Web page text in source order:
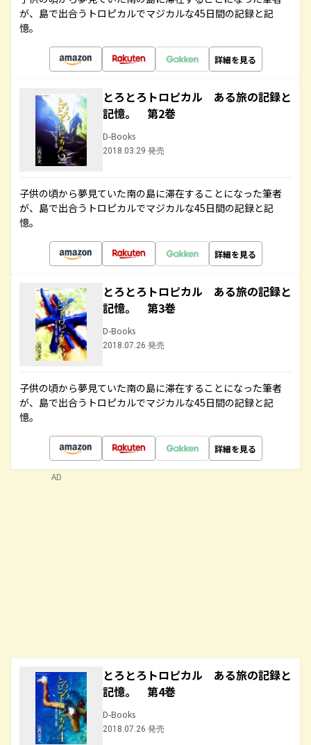
が、島で出合うトロピカルでマジカルな45日間の記録と記
憶。
詳細を見る
とろとろトロピカル ある旅の記録と
記憶。 第2巻
D-Books
2018.03.29 発売
子供の頃から夢見ていた南の島に滞在することになった筆者
が、島で出合うトロピカルでマジカルな45日間の記録と記
憶。
詳細を見る
とろとろトロピカル ある旅の記録と
記憶。 第3巻
D-Books
2018.07.26 発売
子供の頃から夢見ていた南の島に滞在することになった筆者
が、島で出合うトロピカルでマジカルな45日間の記録と記
憶。
詳細を見る
とろとろトロピカル ある旅の記録と
記憶。 第4巻
D-Books
2018.07.26 発売
AD